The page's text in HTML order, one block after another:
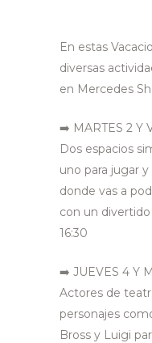
En estas
diversas
en Mercedes
➡️ MARTES 2 Y
Dos espacios
uno para jugar
donde vas a
con un
16:30
➡️ JUEVES 4 Y
Actores de
personajes
Bross y Luigi